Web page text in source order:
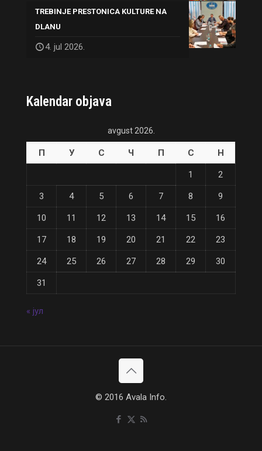
TREBINJE PRESTONICA KULTURE NA
DLANU
4. jul 2026.
Kalendar objava
avgust 2026.
П У С Ч П С Н
1 2
3 4 5 6 7 8 9
10 11 12 13 14 15 16
17 18 19 20 21 22 23
24 25 26 27 28 29 30
31
« јул
© 2016 Avala Info.